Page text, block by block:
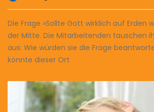
Die Frage »Sollte Gott wirklich auf Erden
der Mitte. Die Mitarbeitenden tauschen
aus: Wie würden sie die Frage
könnte dieser Ort